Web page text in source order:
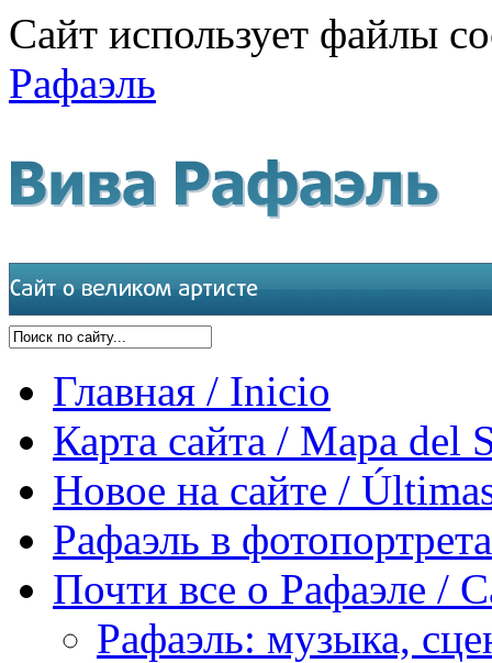
Сайт использует файлы
Рафаэль
Главная / Inicio
Карта сайта / Mapa del
Новое на сайте /
Рафаэль в
Почти все о Рафаэле /
Рафаэль: музыка,